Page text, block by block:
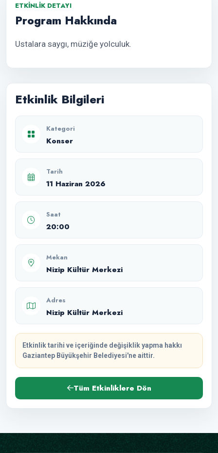
ETKINLIK DETAYI
Program Hakkında
Ustalara saygı, müziğe yolculuk.
Etkinlik Bilgileri
Kategori
Konser
Tarih
11 Haziran 2026
Saat
20:00
Mekan
Nizip Kültür Merkezi
Adres
Nizip Kültür Merkezi
Etkinlik tarihi ve içeriğinde değişiklik yapma hakkı
Gaziantep Büyükşehir Belediyesi'ne aittir.
Tüm Etkinliklere Dön